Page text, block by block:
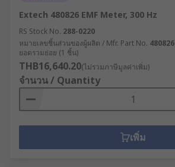
Extech 480826 EMF Meter, 300 Hz
RS Stock No. 288-0220
หมายเลขชิ้นส่วนของผู้ผลิต / Mfr. Part No. 480826
ยอดรวมย่อย (1 ชิ้น)
THB16,640.20(ไม่รวมภาษีมูลค่าเพิ่ม)
จำนวน / Quantity
เพิ่ม